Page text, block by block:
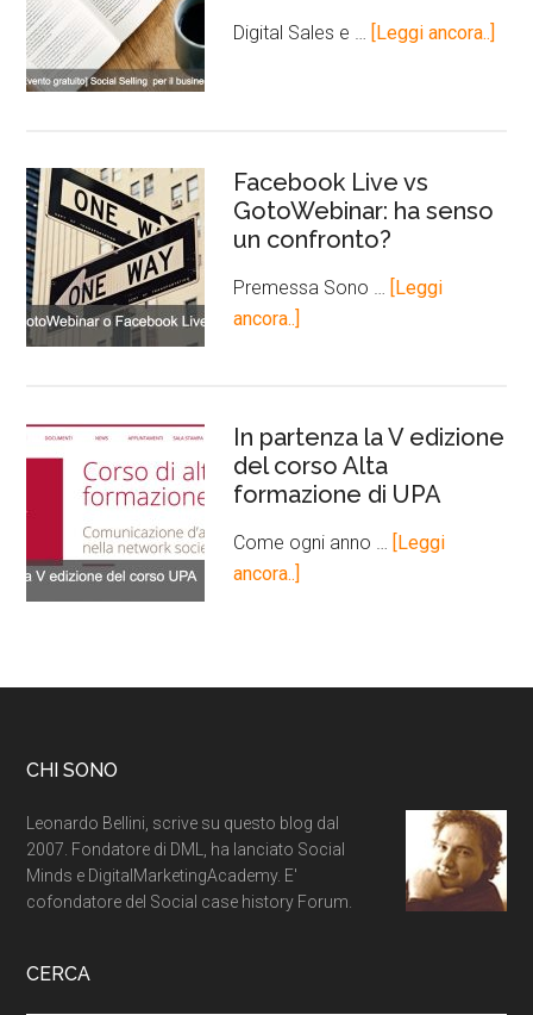
Digital Sales e … [Leggi ancora..]
Facebook Live vs
GotoWebinar: ha senso
un confronto?
Premessa Sono … [Leggi
ancora..]
In partenza la V edizione
del corso Alta
formazione di UPA
Come ogni anno … [Leggi
ancora..]
CHI SONO
Leonardo Bellini, scrive su questo blog dal
2007. Fondatore di DML, ha lanciato Social
Minds e DigitalMarketingAcademy. E'
cofondatore del Social case history Forum.
CERCA